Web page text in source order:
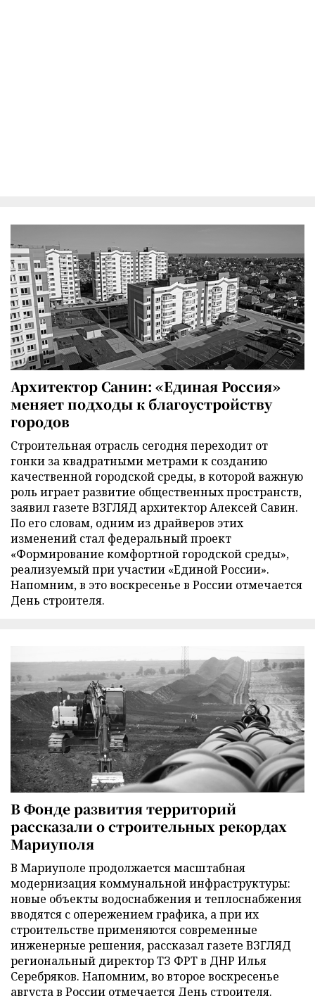
Архитектор Санин: «Единая Россия»
меняет подходы к благоустройству
городов
Строительная отрасль сегодня переходит от
гонки за квадратными метрами к созданию
качественной городской среды, в которой важную
роль играет развитие общественных пространств,
заявил газете ВЗГЛЯД архитектор Алексей Савин.
По его словам, одним из драйверов этих
изменений стал федеральный проект
«Формирование комфортной городской среды»,
реализуемый при участии «Единой России».
Напомним, в это воскресенье в России отмечается
День строителя.
В Фонде развития территорий
рассказали о строительных рекордах
Мариуполя
В Мариуполе продолжается масштабная
модернизация коммунальной инфраструктуры:
новые объекты водоснабжения и теплоснабжения
вводятся с опережением графика, а при их
строительстве применяются современные
инженерные решения, рассказал газете ВЗГЛЯД
региональный директор ТЗ ФРТ в ДНР Илья
Серебряков. Напомним, во второе воскресенье
августа в России отмечается День строителя.